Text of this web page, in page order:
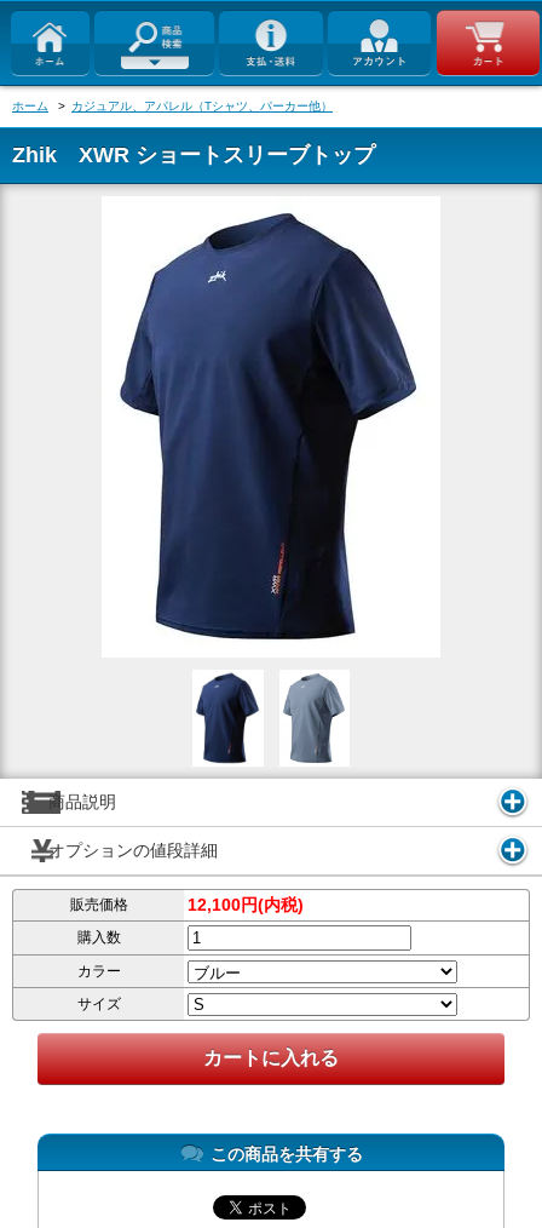
ホーム > カジュアル、アパレル（Tシャツ、パーカー他）
Zhik XWR ショートスリーブトップ
商品説明
オプションの値段詳細
販売価格 12,100円(内税)
購入数
カラー
サイズ
この商品を共有する